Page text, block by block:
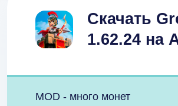
Скачать
1.62.24 на
MOD - много монет